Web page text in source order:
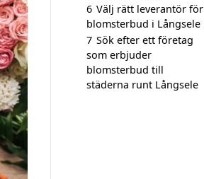
6 Välj rätt leverantör för
blomsterbud i Långsele
7 Sök efter ett företag
som erbjuder
blomsterbud till
städerna runt Långsele